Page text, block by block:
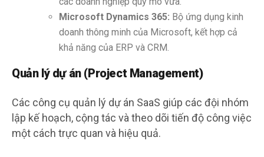
Microsoft Dynamics 365: Bộ ứng dụng kinh
doanh thông minh của Microsoft, kết hợp cả
khả năng của ERP và CRM.
Quản lý dự án (Project Management)
Các công cụ quản lý dự án SaaS giúp các đội nhóm
lập kế hoạch, cộng tác và theo dõi tiến độ công việc
một cách trực quan và hiệu quả.